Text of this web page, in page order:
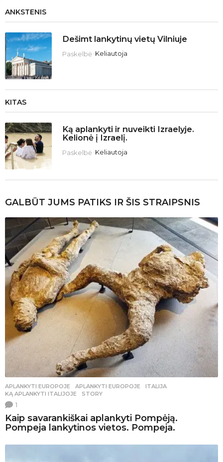
ANKSTENIS
Dešimt lankytinų vietų Vilniuje
Paskelbė Keliautoja
KITAS
Ką aplankyti ir nuveikti Izraelyje.
Kelionė į Izraelį.
Paskelbė Keliautoja
GALBŪT JUMS PATIKS IR ŠIS STRAIPSNIS
APLANKYTI EUROPOJE APLANKYTI EUROPOJE ,ITALIJA
KĄ APLANKYTI ITALIJOJE
,STORY
1
Kaip savarankiškai aplankyti Pompėją.
Pompeja lankytinos vietos. Pompeja.